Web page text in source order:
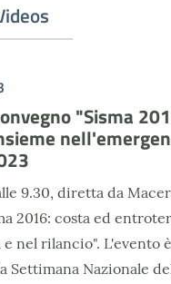
"Sisma
9.30, diretta da
2016: costa ed
e nel rilancio". L'evento
Settimana Nazionale